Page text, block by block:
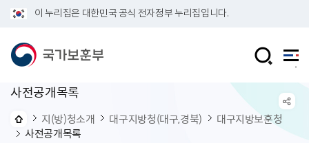
이 누리집은 대한민국 공식 전자정부 누리집입니다.
사전공개목록
지(방)청소개 대구지방청(대구,경북)
대구지방보훈청
사전공개목록